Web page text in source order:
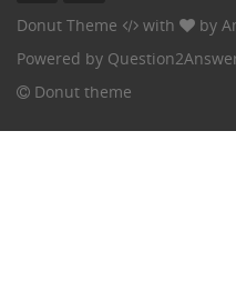
Donut Theme with by
Powered by
Donut theme